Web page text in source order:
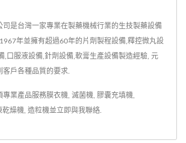
司是台灣一家專業在製藥機械行業的生技製藥設備
年並擁有超過60年的片劑製程設備,釋控微丸設
,口服液設備,針劑設備,軟膏生產設備製造經驗, 元
戶各種品質的要求.
專業產品服務膜衣機 滅菌機 膠囊充填機
乾燥機 造粒機並立即與我聯絡